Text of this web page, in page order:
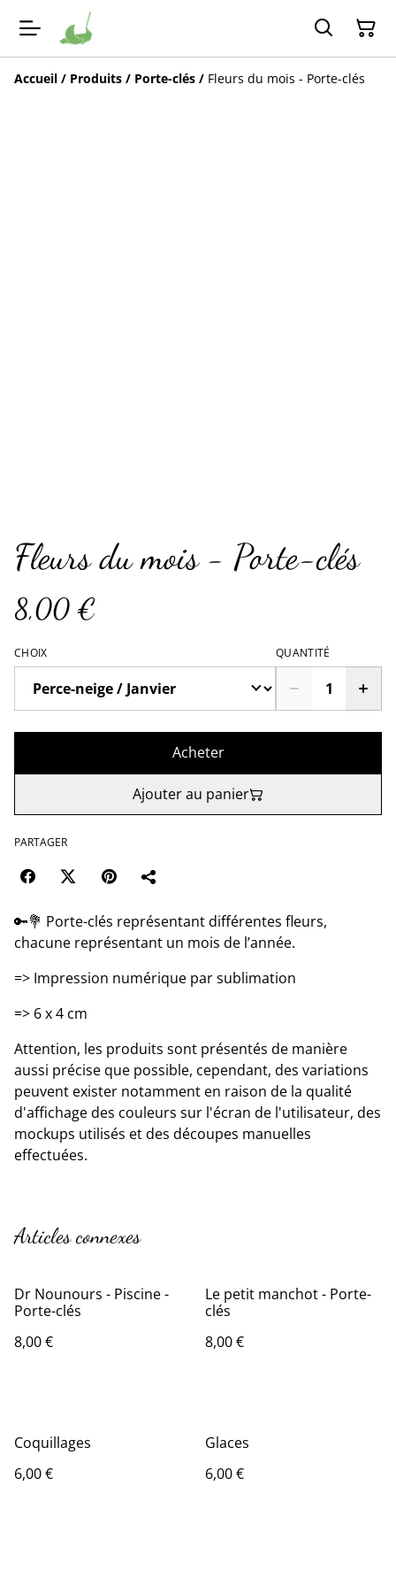
Accueil / Produits / Porte-clés / Fleurs du mois - Porte-clés
Fleurs du mois - Porte-clés
8,00 €
CHOIX QUANTITÉ
Acheter
Ajouter au panier
PARTAGER
🔑💐 Porte-clés représentant différentes fleurs,
chacune représentant un mois de l’année.
=> Impression numérique par sublimation
=> 6 x 4 cm
Attention, les produits sont présentés de manière
aussi précise que possible, cependant, des variations
peuvent exister notamment en raison de la qualité
d'affichage des couleurs sur l'écran de l'utilisateur, des
mockups utilisés et des découpes manuelles
effectuées.
Articles connexes
Dr Nounours - Piscine -
Porte-clés
8,00 €
Le petit manchot - Porte-
clés
8,00 €
Coquillages
6,00 €
Glaces
6,00 €